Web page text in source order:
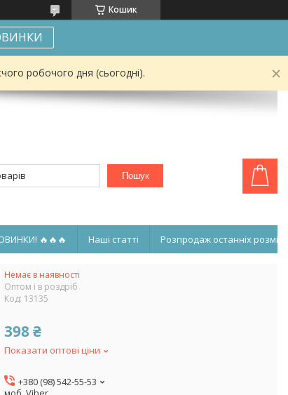
Кошик
робочого дня (сьогодні).
Пошук
🔥🔥🔥 Наші статті Розпродаж останніх
Немає в наявності
Оптом і в роздріб
Код: 13135
398 ₴
Показати оптові ціни
+380 (98) 542-55-53